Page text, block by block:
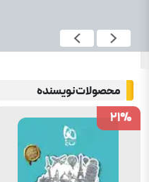
محصولات نویسنده
21%
21%